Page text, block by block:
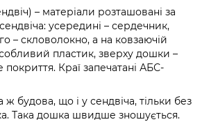
– матеріали розташовані за
усередині – сердечник,
– скловолокно, а на ковзаючій
пластик, зверху дошки –
покриття. Краї запечатані АБС-
ж будова, що і у сендвіча, тільки без
Така дошка швидше зношується.